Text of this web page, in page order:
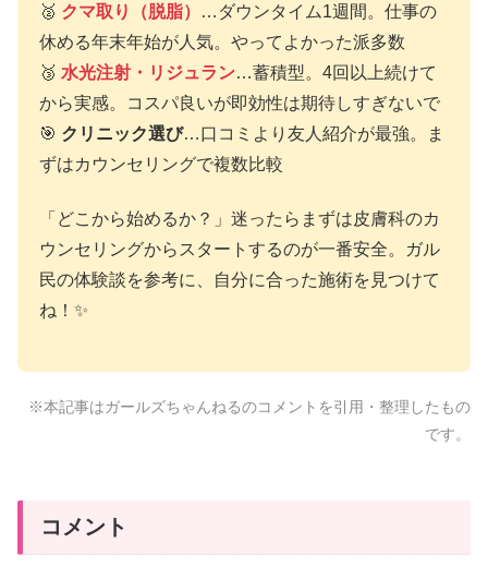
🥈 クマ取り（脱脂）
…ダウンタイム1週間。仕事の
休める年末年始が人気。やってよかった派多数
🥉 水光注射・リジュラン…蓄積型。4回以上続けて
から実感。コスパ良いが即効性は期待しすぎないで
🎯 クリニック選び…口コミより友人紹介が最強。ま
ずはカウンセリングで複数比較
「どこから始めるか？」迷ったらまずは皮膚科のカ
ウンセリングからスタートするのが一番安全。ガル
民の体験談を参考に、自分に合った施術を見つけて
ね！✨
※本記事はガールズちゃんねるのコメントを引用・整理したもの
です。
コメント